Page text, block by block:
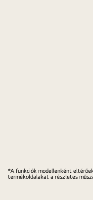
*A funkciók modellenként
termékoldalakat a részletes